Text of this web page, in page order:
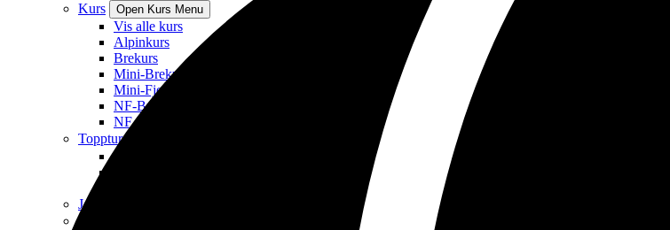
Kurs
Open Kurs Menu
Vis alle kurs
Alpinkurs
Brekurs
Mini-Brekurs
Mini-Fjellklatrekurs
NF-Breførarkurs
NF – Metode- og redningsseminar bre
Toppturar
Vis alle toppturar i Jotunheimen
Josten på langs
Eigen Førar